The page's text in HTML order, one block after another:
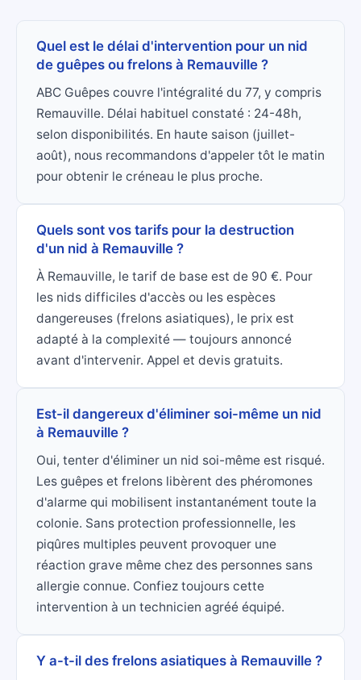
Quel est le délai d'intervention pour un nid
de guêpes ou frelons à Remauville ?
ABC Guêpes couvre l'intégralité du 77, y compris
Remauville. Délai habituel constaté : 24-48h,
selon disponibilités. En haute saison (juillet-
août), nous recommandons d'appeler tôt le matin
pour obtenir le créneau le plus proche.
Quels sont vos tarifs pour la destruction
d'un nid à Remauville ?
À Remauville, le tarif de base est de 90 €. Pour
les nids difficiles d'accès ou les espèces
dangereuses (frelons asiatiques), le prix est
adapté à la complexité — toujours annoncé
avant d'intervenir. Appel et devis gratuits.
Est-il dangereux d'éliminer soi-même un nid
à Remauville ?
Oui, tenter d'éliminer un nid soi-même est risqué.
Les guêpes et frelons libèrent des phéromones
d'alarme qui mobilisent instantanément toute la
colonie. Sans protection professionnelle, les
piqûres multiples peuvent provoquer une
réaction grave même chez des personnes sans
allergie connue. Confiez toujours cette
intervention à un technicien agréé équipé.
Y a-t-il des frelons asiatiques à Remauville ?